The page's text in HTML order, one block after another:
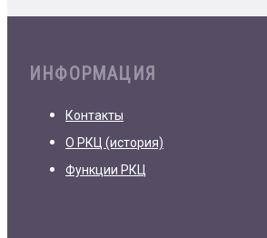
ИНФОРМАЦИЯ
Контакты
О РКЦ (история)
Функции РКЦ